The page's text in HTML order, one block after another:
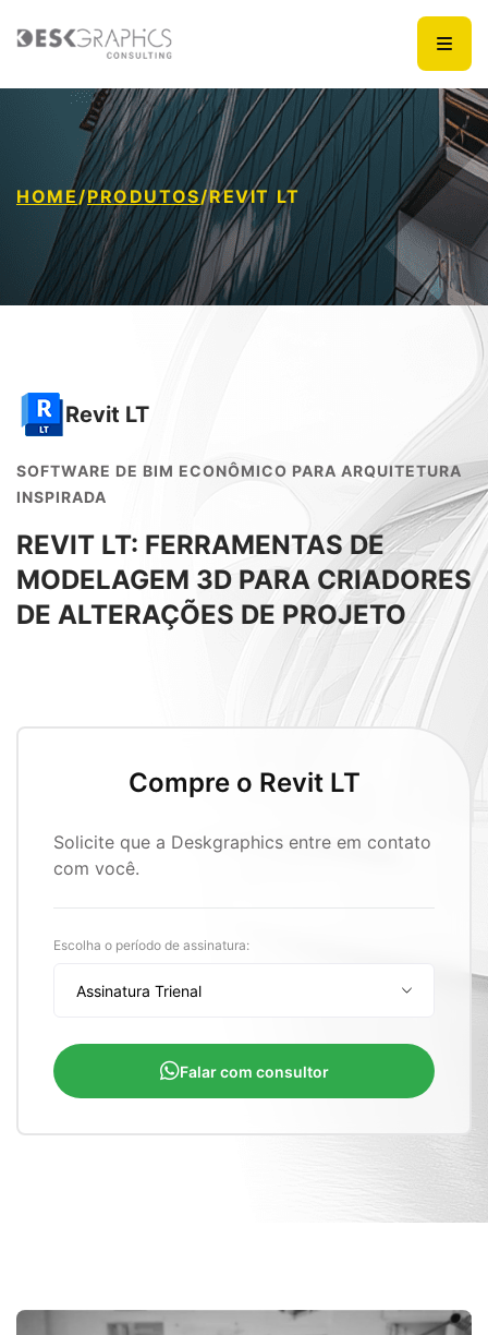
HOME/PRODUTOS/REVIT LT
Revit LT
SOFTWARE DE BIM ECONÔMICO PARA ARQUITETURA
INSPIRADA
REVIT LT: FERRAMENTAS DE
MODELAGEM 3D PARA CRIADORES
DE ALTERAÇÕES DE PROJETO
Compre o Revit LT
Solicite que a Deskgraphics entre em contato
com você.
Escolha o período de assinatura:
Falar com consultor